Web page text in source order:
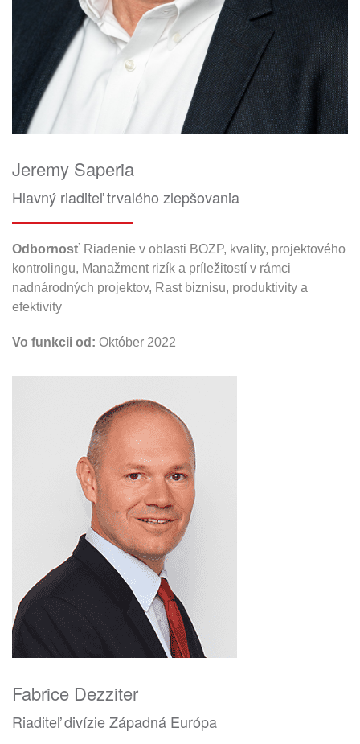
Jeremy Saperia
Hlavný riaditeľ trvalého zlepšovania
Odbornosť Riadenie v oblasti BOZP, kvality, projektového
kontrolingu, Manažment rizík a príležitostí v rámci
nadnárodných projektov, Rast biznisu, produktivity a
efektivity
Vo funkcii od: Október 2022
Fabrice Dezziter
Riaditeľ divízie Západná Európa